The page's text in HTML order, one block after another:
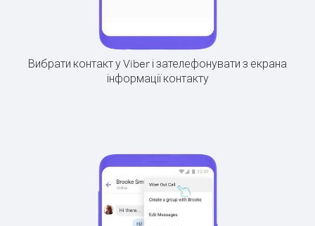
Вибрати контакт у Viber і зателефонувати з екрана
інформації контакту